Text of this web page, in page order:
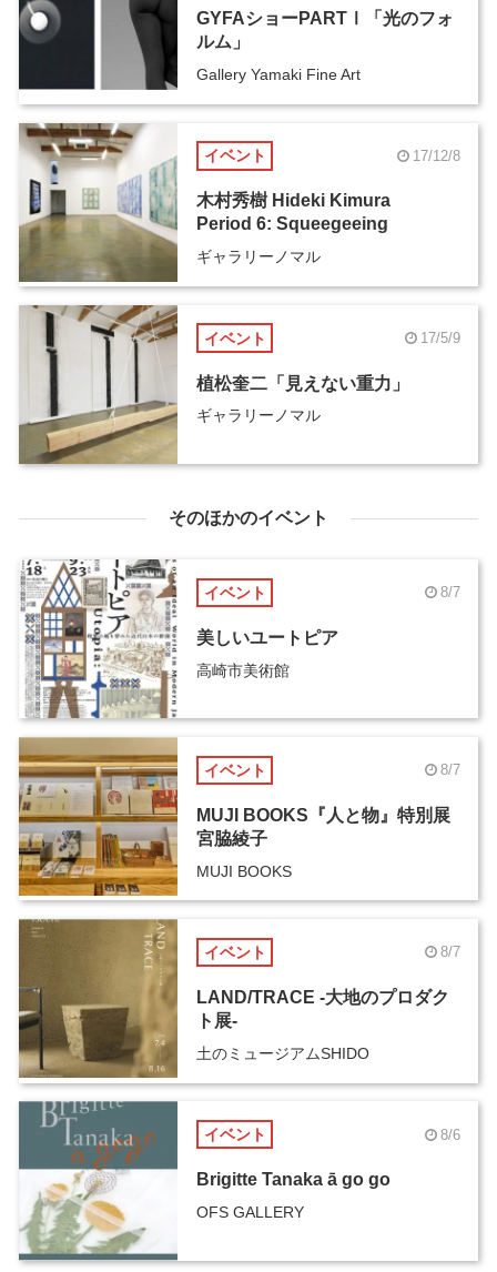
GYFAショーPARTⅠ「光のフォ
ルム」
Gallery Yamaki Fine Art
イベント 17/12/8
木村秀樹 Hideki Kimura
Period 6: Squeegeeing
ギャラリーノマル
イベント 17/5/9
植松奎二「見えない重力」
ギャラリーノマル
そのほかのイベント
イベント 8/7
美しいユートピア
高崎市美術館
イベント 8/7
MUJI BOOKS『人と物』特別展
宮脇綾子
MUJI BOOKS
イベント 8/7
LAND/TRACE -大地のプロダク
ト展-
土のミュージアムSHIDO
イベント 8/6
Brigitte Tanaka ā go go
OFS GALLERY